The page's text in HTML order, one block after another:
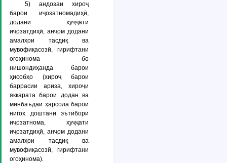
5) андозаи хироҷ
барои иҷозатномадиҳӣ,
додани ҳуҷҷати
иҷозатдиҳӣ, анҷом додани
амалҳои тасдиқ ва
мувофиқасозӣ, гирифтани
огоҳинома бо
нишондиҳанда барои
ҳисобҳо (хироҷ барои
баррасии ариза, хироҷи
яккарата барои додан ва
минбаъдаи ҳарсола барои
нигоҳ доштани эътибори
иҷозатнома, ҳуҷҷати
иҷозатдиҳӣ, анҷом додани
амалҳои тасдиқ ва
мувофиқасозӣ, гирифтани
огоҳинома).